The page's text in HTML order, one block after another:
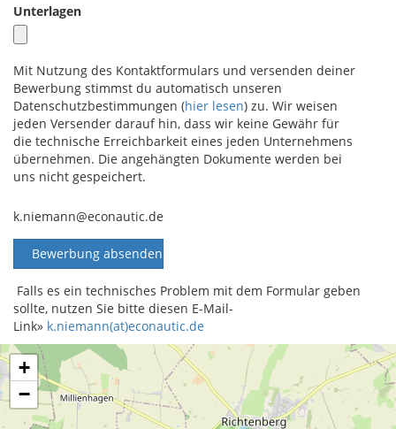
Unterlagen
Mit Nutzung des Kontaktformulars und versenden deiner
Bewerbung stimmst du automatisch unseren
Datenschutzbestimmungen (hier lesen) zu. Wir weisen
jeden Versender darauf hin, dass wir keine Gewähr für
die technische Erreichbarkeit eines jeden Unternehmens
übernehmen. Die angehängten Dokumente werden bei
uns nicht gespeichert.
k.niemann@econautic.de
Falls es ein technisches Problem mit dem Formular geben
sollte, nutzen Sie bitte diesen E-Mail-
Link» k.niemann(at)econautic.de
+
−